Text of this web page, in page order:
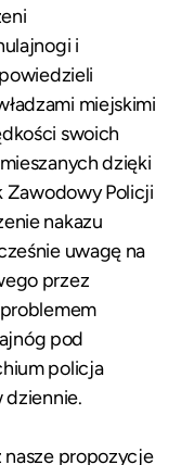
i
miejskimi
swoich
dzięki
Zawodowy Policji
nakazu
uwagę na
przez
pod
policja
dziennie.
nasze propozycje